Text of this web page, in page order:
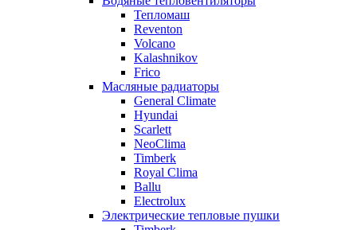
Тепломаш
Reventon
Volcano
Kalashnikov
Frico
Масляные радиаторы
General Climate
Hyundai
Scarlett
NeoClima
Timberk
Royal Clima
Ballu
Electrolux
Электрические тепловые пушки